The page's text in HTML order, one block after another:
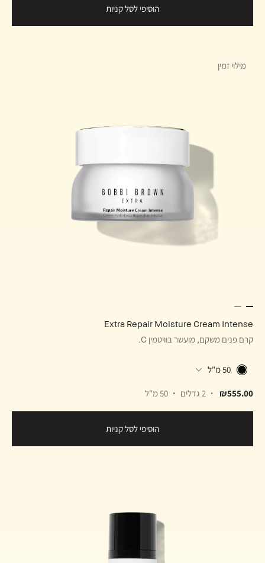
הוסיפי לסל קניות
מילוי זמין
Extra Repair Moisture Cream Intense
קרם פנים משקם, מועשר בוויטמין C.
50 מ"ל
₪555.00 2 גדלים 50 מ"ל
הוסיפי לסל קניות